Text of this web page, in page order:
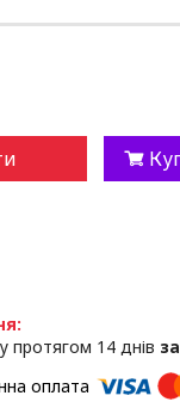
протягом 14 днів